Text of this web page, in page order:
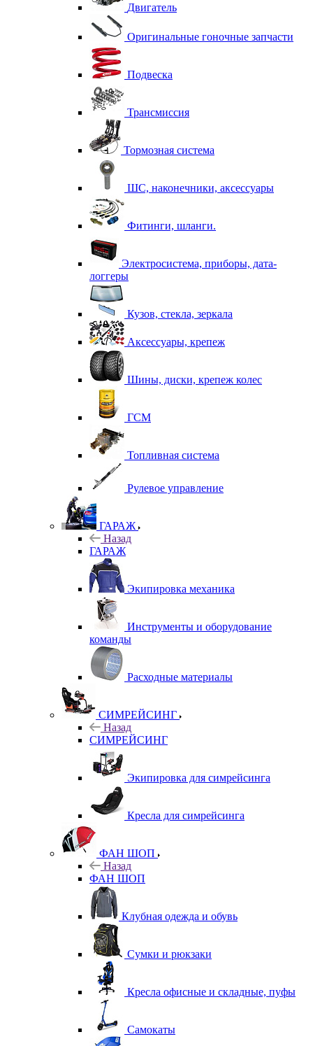
Двигатель
Оригинальные гоночные запчасти
Подвеска
Трансмиссия
Тормозная система
ШС, наконечники, аксессуары
Фитинги, шланги.
Электросистема, приборы, дата-
логгеры
Кузов, стекла, зеркала
Аксессуары, крепеж
Шины, диски, крепеж колес
ГСМ
Топливная система
Рулевое управление
ГАРАЖ
Назад
ГАРАЖ
Экипировка механика
Инструменты и оборудование
команды
Расходные материалы
СИМРЕЙСИНГ
Назад
СИМРЕЙСИНГ
Экипировка для симрейсинга
Кресла для симрейсинга
ФАН ШОП
Назад
ФАН ШОП
Клубная одежда и обувь
Сумки и рюкзаки
Кресла офисные и складные, пуфы
Самокаты